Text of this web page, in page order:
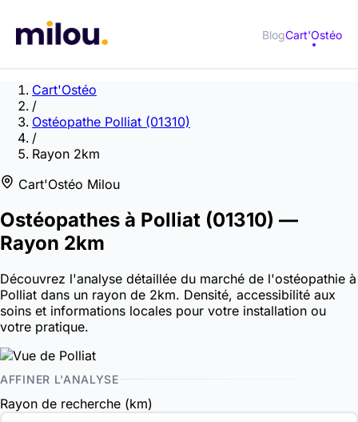
BlogCart'Ostéo
Cart'Ostéo
/
Ostéopathe Polliat (01310)
/
Rayon 2km
Cart'Ostéo Milou
Ostéopathes à Polliat (01310) —
Rayon 2km
Découvrez l'analyse détaillée du marché de l'ostéopathie à
Polliat dans un rayon de 2km. Densité, accessibilité aux
soins et informations locales pour votre installation ou
votre pratique.
AFFINER L'ANALYSE
Rayon de recherche (km)